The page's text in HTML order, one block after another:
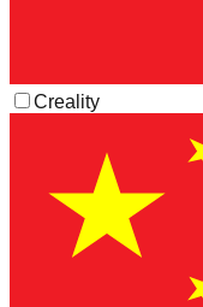
Creality